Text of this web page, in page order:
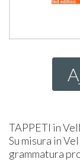
TAPPETI in
Su misura in
grammatura